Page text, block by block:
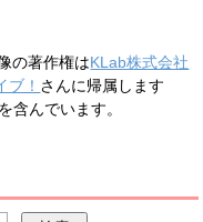
の著作権はKLab株式会社
ブ！ さんに帰属します
含んでいます。